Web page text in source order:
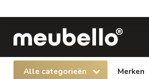
Alle categorieën Merken